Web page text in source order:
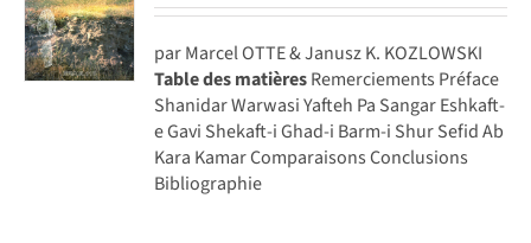
par Marcel OTTE & Janusz K. KOZLOWSKI
Table des matièresRemerciements Préface
Shanidar Warwasi Yafteh Pa Sangar Eshkaft-
e Gavi Shekaft-i Ghad-i Barm-i Shur Sefid Ab
Kara Kamar Comparaisons Conclusions
Bibliographie